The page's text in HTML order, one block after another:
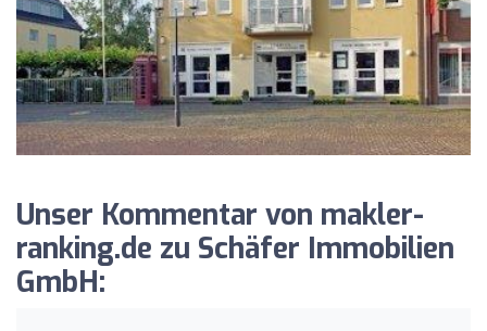
Unser Kommentar von makler-
ranking.de zu Schäfer Immobilien
GmbH: